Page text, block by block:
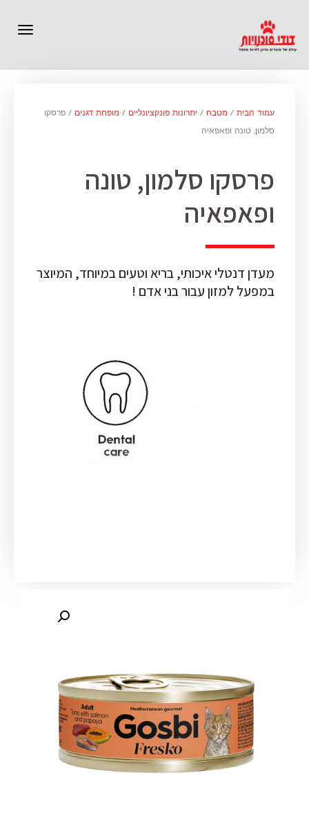
עמוד הבית / מטבח / יתרונות פונקציונליים / מופחת דגנים / פרסקו
סלמון, טונה ופאפאיה
פרסקו סלמון, טונה
ופאפאיה
מעדן דנטלי איכותי, בריא וטעים במיוחד, המיוצר
במפעל למזון עבור בני אדם !